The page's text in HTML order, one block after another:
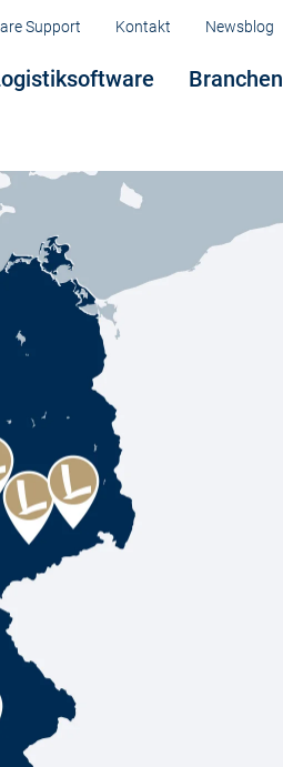
Branchen
Support Kontakt Newsblog